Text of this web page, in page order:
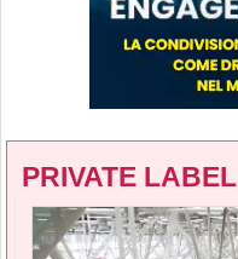
PRIVATE LABEL